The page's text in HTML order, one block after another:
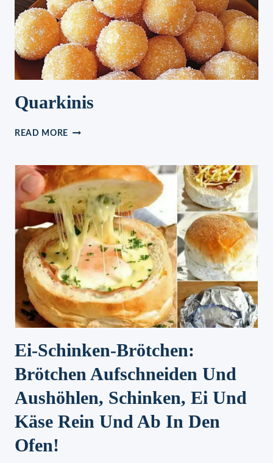
LECKERES
REZEPT.
Quarkinis
READ MORE QUARKINIS
Ei-Schinken-Brötchen:
Brötchen Aufschneiden Und
Aushöhlen, Schinken, Ei Und
Käse Rein Und Ab In Den
Ofen!